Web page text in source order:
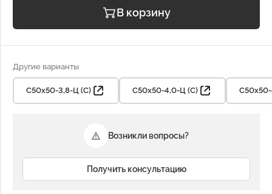
В корзину
Другие варианты
С50х50-3,8-Ц (С) С50х50-4,0-Ц (С)
Возникли вопросы?
Получить консультацию